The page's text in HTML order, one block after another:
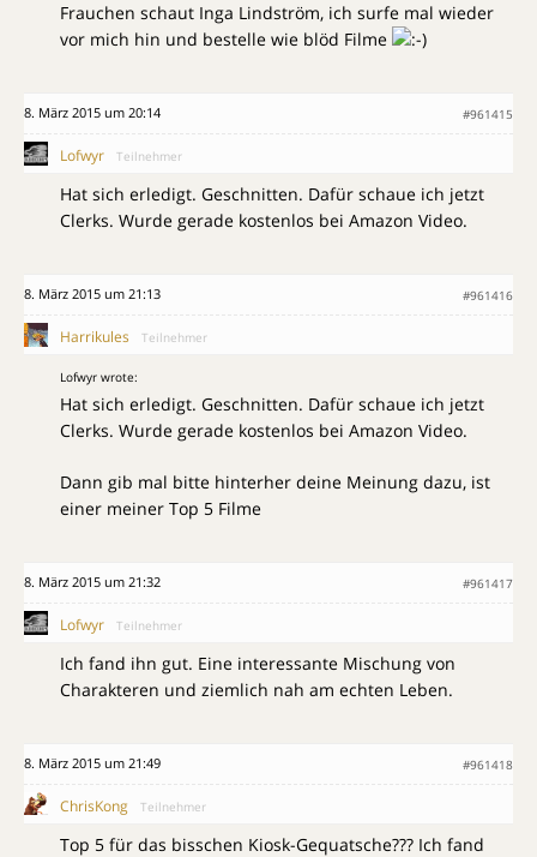
Frauchen schaut Inga Lindström, ich surfe mal wieder
vor mich hin und bestelle wie blöd Filme
8. März 2015 um 20:14 #961415
Lofwyr Teilnehmer
Hat sich erledigt. Geschnitten. Dafür schaue ich jetzt
Clerks. Wurde gerade kostenlos bei Amazon Video.
8. März 2015 um 21:13 #961416
Harrikules Teilnehmer
Lofwyr wrote:
Hat sich erledigt. Geschnitten. Dafür schaue ich jetzt
Clerks. Wurde gerade kostenlos bei Amazon Video.
Dann gib mal bitte hinterher deine Meinung dazu, ist
einer meiner Top 5 Filme
8. März 2015 um 21:32 #961417
Lofwyr Teilnehmer
Ich fand ihn gut. Eine interessante Mischung von
Charakteren und ziemlich nah am echten Leben.
8. März 2015 um 21:49 #961418
ChrisKong Teilnehmer
Top 5 für das bisschen Kiosk-Gequatsche??? Ich fand